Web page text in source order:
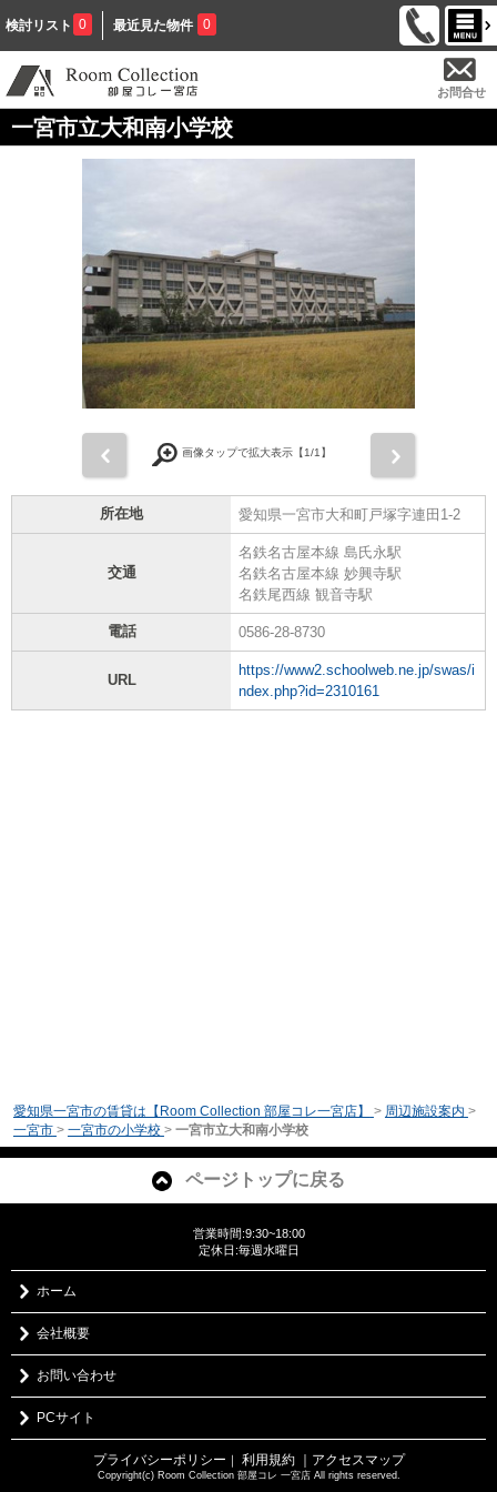
検討リスト 0 最近見た物件 0
お問合せ
一宮市立大和南小学校
画像タップで拡大表示【1/1】
所在地 愛知県一宮市大和町戸塚字連田1-2
交通
名鉄名古屋本線 島氏永駅
名鉄名古屋本線 妙興寺駅
名鉄尾西線 観音寺駅
電話 0586-28-8730
URL
https://www2.schoolweb.ne.jp/swas/i
ndex.php?id=2310161
愛知県一宮市の賃貸は【Room Collection 部屋コレ一宮店】 > 周辺施設案内 >
一宮市 > 一宮市の小学校 > 一宮市立大和南小学校
ページトップに戻る
営業時間:9:30~18:00
定休日:毎週水曜日
ホーム
会社概要
お問い合わせ
PCサイト
プライバシーポリシー ｜ 利用規約 ｜アクセスマップ
Copyright(c) Room Collection 部屋コレ 一宮店 All rights reserved.